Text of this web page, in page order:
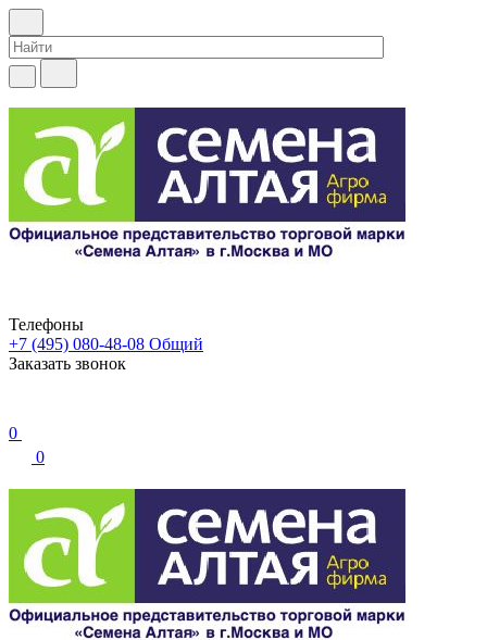
Телефоны
+7 (495) 080-48-08 Общий
Заказать звонок
0
0